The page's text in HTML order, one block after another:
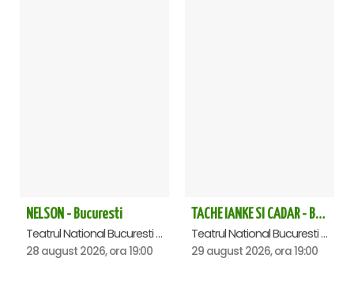
NELSON - Bucuresti
Teatrul National Bucuresti - Sala Ion Caramitru, Bucuresti
28 august 2026, ora 19:00
TACHE IANKE SI CADAR - Bucuresti
Teatrul National Bucuresti - Sala Ion Caramitru, Bucuresti
29 august 2026, ora 19:00